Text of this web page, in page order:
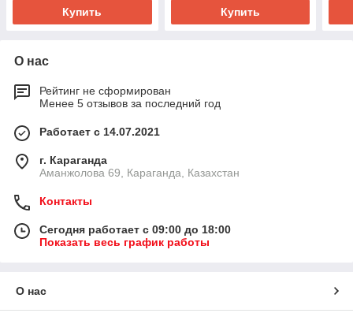
Купить Купить
О нас
Рейтинг не сформирован
Менее 5 отзывов за последний год
Работает с 14.07.2021
г. Караганда
Аманжолова 69, Караганда, Казахстан
Контакты
Сегодня работает с 09:00 до 18:00
Показать весь график работы
О нас